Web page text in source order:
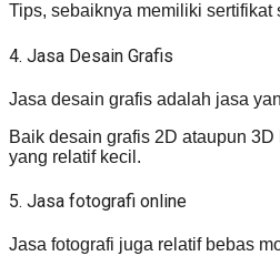
Tips, sebaiknya memiliki
4. Jasa Desain Grafis
Jasa desain grafis adalah jasa
Baik desain grafis 2D ataupun
yang relatif kecil.
5. Jasa fotografi online
Jasa fotografi juga relatif bebas